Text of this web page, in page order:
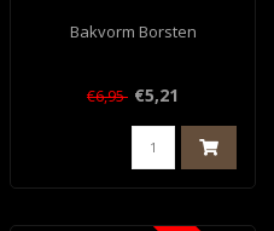
Bakvorm Borsten
€6,95 €5,21